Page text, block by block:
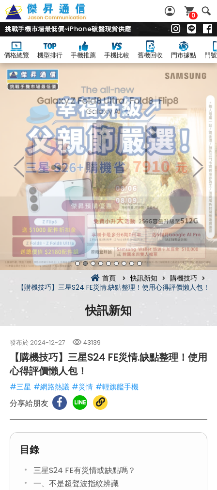
0
挑戰手機市場最低價~iPhone破盤現貨供應
價格總覽 機型排行 手機推薦 手機比較 舊機回收 門市據點 門
首頁 快訊新知
購機技巧
【購機技巧】三星S24 FE災情.缺點整理！使用心得評價懶人包！
快訊新知
發布於 2024-12-27 43139
【購機技巧】三星S24 FE災情.缺點整理！使用
心得評價懶人包！
#三星 #網路熱議 #災情 #輕旗艦手機
分享給朋友
目錄
三星S24 FE有災情或缺點嗎？
一、不是超聲波指紋辨識